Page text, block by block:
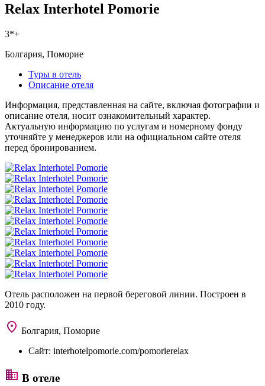
Relax Interhotel Pomorie
3*+
Болгария, Поморие
Туры в отель
Описание отеля
Информация, представленная на сайте, включая фотографии и
описание отеля, носит ознакомительный характер.
Актуальную информацию по услугам и номерному фонду
уточняйте у менеджеров или на официальном сайте отеля
перед бронированием.
Отель расположен на первой береговой линии. Построен в
2010 году.
Болгария, Поморие
Сайт: interhotelpomorie.com/pomorierelax
В отеле